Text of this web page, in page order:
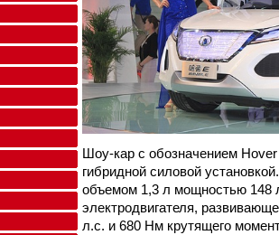
Шоу-кар с обозначением
гибридной силовой
объемом 1,3 л мощностью 148
электродвигателя,
л.с. и 680 Нм крутящего